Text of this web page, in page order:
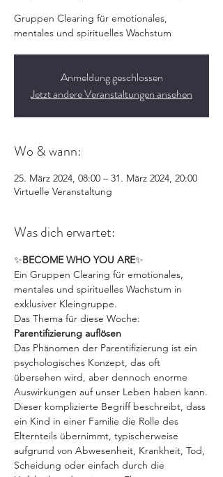
Gruppen Clearing für emotionales,
mentales und spirituelles Wachstum
Anmeldung geschlossen
Jetzt andere Veranstaltungen ansehen
Wo & wann:
25. März 2024, 08:00 – 31. März 2024, 20:00
Virtuelle Veranstaltung
Was dich erwartet:
✨BECOME WHO YOU ARE✨
Ein Gruppen Clearing für emotionales,
mentales und spirituelles Wachstum in
exklusiver Kleingruppe.
Das Thema für diese Woche:
Parentifizierung auflösen
Das Phänomen der Parentifizierung ist ein
psychologisches Konzept, das oft
übersehen wird, aber dennoch enorme
Auswirkungen auf unser Leben haben kann.
Dieser komplizierte Begriff beschreibt, dass
ein Kind in einer Familie die Rolle des
Elternteils übernimmt, typischerweise
aufgrund von Abwesenheit, Krankheit, Tod,
Scheidung oder einfach durch die